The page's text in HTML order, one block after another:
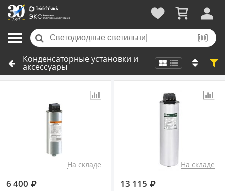
Конденсаторные установки и
аксессуары
На складе
6 400 ₽
На складе
13 115 ₽